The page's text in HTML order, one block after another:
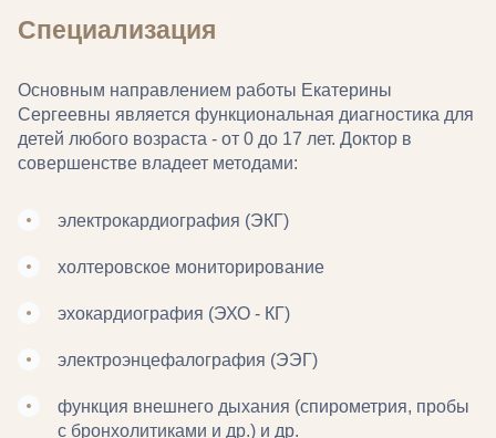
Специализация
Основным направлением работы Екатерины
Сергеевны является функциональная диагностика для
детей любого возраста - от 0 до 17 лет. Доктор в
совершенстве владеет методами:
электрокардиография (ЭКГ)
холтеровское мониторирование
эхокардиография (ЭХО - КГ)
электроэнцефалография (ЭЭГ)
функция внешнего дыхания (спирометрия, пробы
с бронхолитиками и др.) и др.